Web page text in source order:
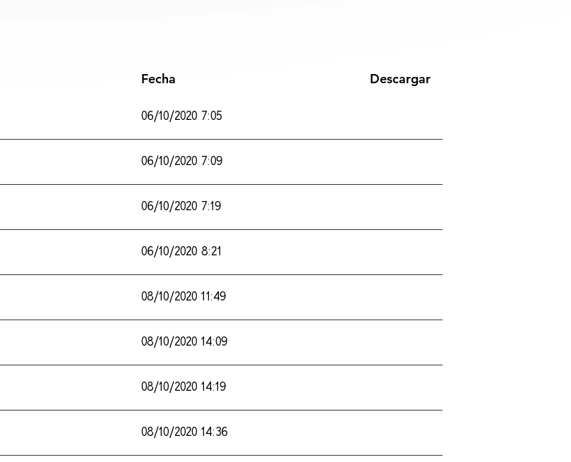
Fecha
06/10/2020 7:05
06/10/2020 7:09
06/10/2020 7:19
06/10/2020 8:21
08/10/2020 11:49
08/10/2020 14:09
08/10/2020 14:19
08/10/2020 14:36
Descargar